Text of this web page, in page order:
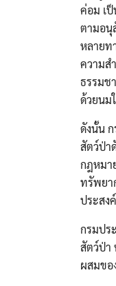
ค่อม เ
ตามอนุ
หลายท
ความส
ธรรมช
ด้วยนม
ดังนั้น
สัตว์ป่า
กฎหมา
ทรัพยา
ประสง
กรมปร
สัตว์ป่า
ผสมขอ